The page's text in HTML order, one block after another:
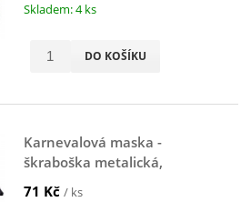
Skladem: 4 ks
DO KOŠÍKU
Karnevalová maska -
škraboška metalická,
tyrkysová-zlatá
71 Kč / ks